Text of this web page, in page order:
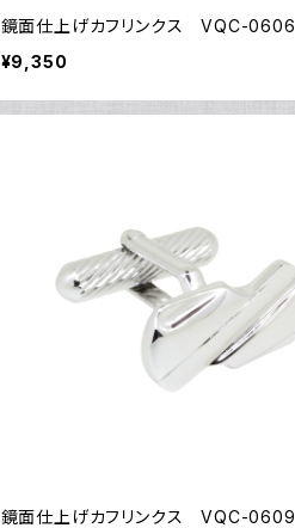
鏡面仕上げカフリンクス VQC-0606
¥9,350
鏡面仕上げカフリンクス VQC-0609